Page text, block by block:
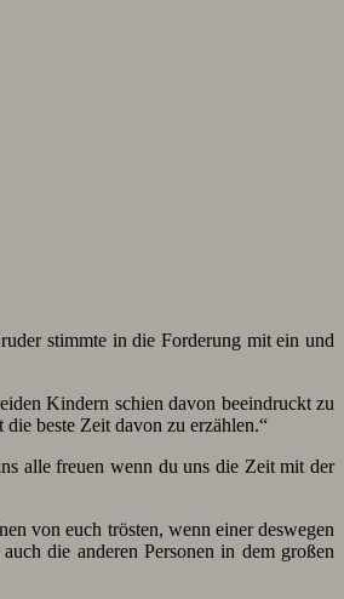
stimmte in die Forderung mit ein und
Kindern schien davon beeindruckt zu
beste Zeit davon zu erzählen.“
alle freuen wenn du uns die Zeit mit der
von euch trösten, wenn einer deswegen
die anderen Personen in dem großen